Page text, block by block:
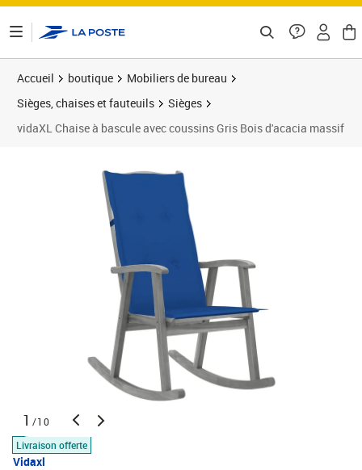
Accueil boutique
Mobiliers de bureau
Sièges, chaises et fauteuils
Sièges
vidaXL Chaise à bascule avec coussins Gris Bois d'acacia massif
1 /10
Livraison offerte
Vidaxl